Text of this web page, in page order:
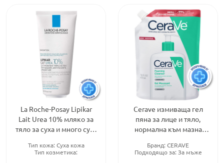
La Roche-Posay Lipikar
Lait Urea 10% мляко за
тяло за суха и много суха
Тип кожа: Суха кожа
Тип козметика:
Cerave измиваща гел
пяна за лице и тяло,
нормална към мазна
905596
Бранд: CERAVE
Подходящо за: За мъже